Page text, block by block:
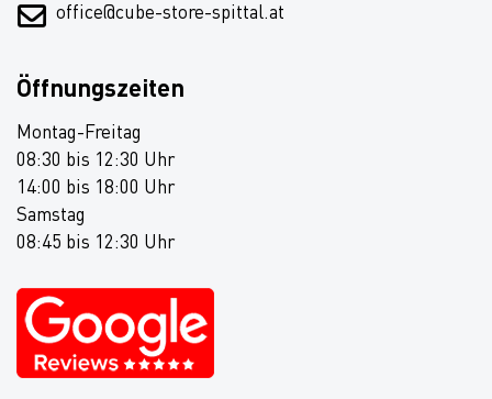
office@cube-store-spittal.at
Öffnungszeiten
Montag-Freitag
08:30 bis 12:30 Uhr
14:00 bis 18:00 Uhr
Samstag
08:45 bis 12:30 Uhr